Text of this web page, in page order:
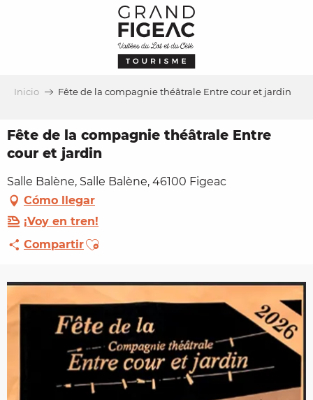
Inicio Fête de la compagnie théâtrale Entre cour et jardin
Fête de la compagnie théâtrale Entre
cour et jardin
Salle Balène, Salle Balène, 46100 Figeac
Cómo llegar
¡Voy en tren!
CompartirAjouter aux favoris